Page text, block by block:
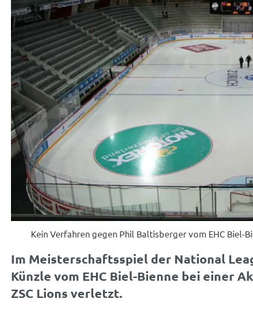
Kein Verfahren gegen Phil Baltisberger vom EHC Biel-
Im Meisterschaftsspiel der National
Künzle vom EHC Biel-Bienne bei einer
ZSC Lions verletzt.